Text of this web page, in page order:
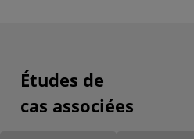
Études de
cas associées